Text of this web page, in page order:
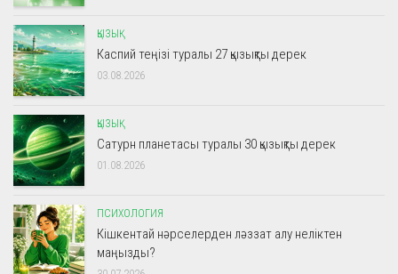
ҚЫЗЫҚ
Каспий теңізі туралы 27 қызықты дерек
03.08.2026
ҚЫЗЫҚ
Сатурн планетасы туралы 30 қызықты дерек
01.08.2026
ПСИХОЛОГИЯ
Кішкентай нәрселерден ләззат алу неліктен
маңызды?